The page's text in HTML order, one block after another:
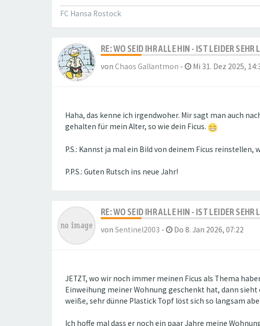
FC Hansa Rostock
RE: WO SEID IHR ALLE HIN - IST LEIDER SEHR
von Chaos Gallantmon - Mi 31. Dez 2025,
Haha, das kenne ich irgendwoher. Mir sagt man auch
gehalten für mein Alter, so wie dein Ficus.
P.S.: Kannst ja mal ein Bild von deinem Ficus reinstellen,
P.P.S.: Guten Rutsch ins neue Jahr!
RE: WO SEID IHR ALLE HIN - IST LEIDER SEHR
von Sentinel2003 - Do 8. Jan 2026, 07:22
JETZT, wo wir noch immer meinen Ficus als Thema
Einweihung meiner Wohnung geschenkt hat, dann sieht
weiße, sehr dünne Plastick Topf löst sich so langsam
Ich hoffe mal dass er noch ein paar Jahre meine